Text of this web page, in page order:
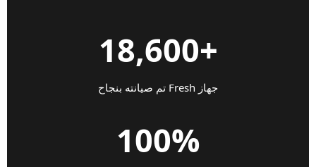
+18,600
جهاز Fresh تم صيانته بنجاح
100%